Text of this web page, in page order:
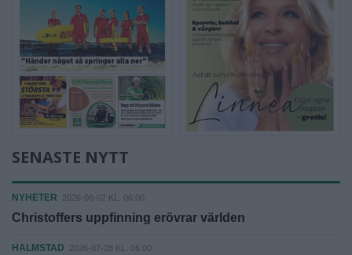
SENASTE NYTT
NYHETER 2026-08-02 KL. 06:00
Christoffers uppfinning erövrar världen
HALMSTAD 2026-07-28 KL. 06:00